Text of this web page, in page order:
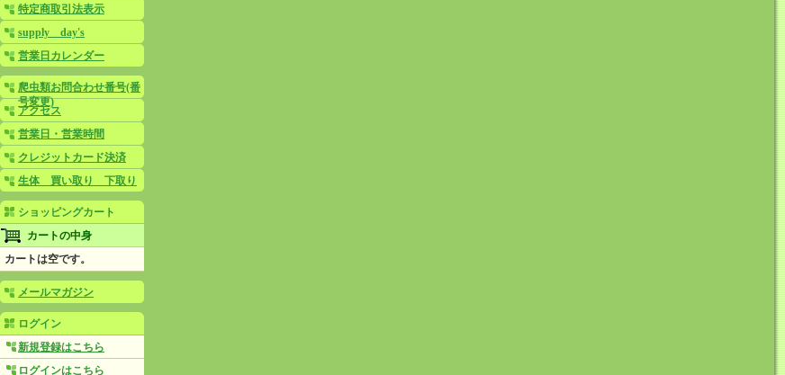
特定商取引法表示
supply day's
営業日カレンダー
爬虫類お問合わせ番号(番
号変更)
アクセス
営業日・営業時間
クレジットカード決済
生体 買い取り 下取り
ショッピングカート
カートの中身
カートは空です。
メールマガジン
ログイン
新規登録はこちら
ログインはこちら